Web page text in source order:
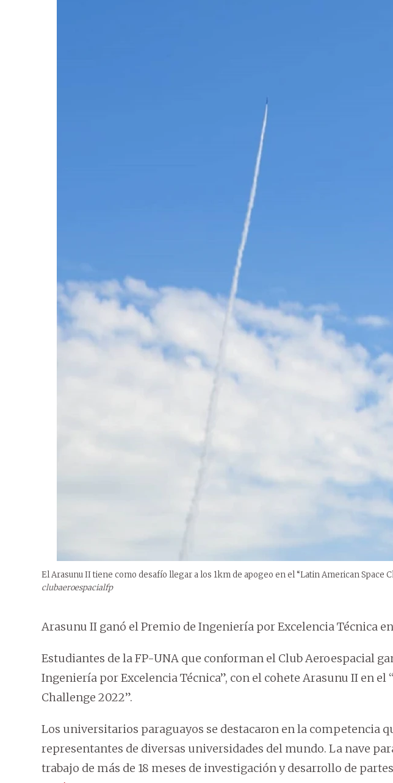
El Arasunu II tiene como desafío llegar a los 1km de apogeo en el “Latin American Space
clubaeroespacialfp
Arasunu II ganó el Premio de Ingeniería por Excelencia Técnica
Estudiantes de la FP-UNA que conforman el Club Aeroespacial
Ingeniería por Excelencia Técnica”, con el cohete Arasunu II en el
Challenge 2022”.
Los universitarios paraguayos se destacaron en la competencia
representantes de diversas universidades del mundo. La nave
trabajo de más de 18 meses de investigación y desarrollo de